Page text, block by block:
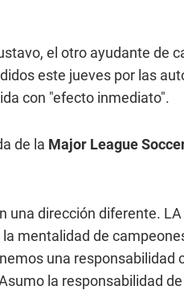
el otro ayudante de
este jueves por las
con "efecto inmediato".
de la Major League
dirección diferente.
mentalidad de
una responsabilidad
la responsabilidad